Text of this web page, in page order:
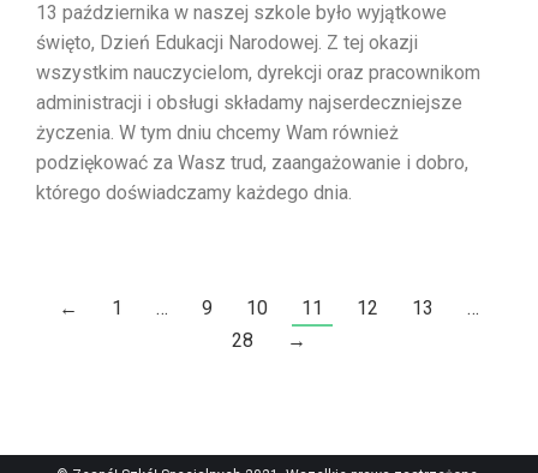
13 października w naszej szkole było wyjątkowe
święto, Dzień Edukacji Narodowej. Z tej okazji
wszystkim nauczycielom, dyrekcji oraz pracownikom
administracji i obsługi składamy najserdeczniejsze
życzenia. W tym dniu chcemy Wam również
podziękować za Wasz trud, zaangażowanie i dobro,
którego doświadczamy każdego dnia.
← 1 … 9 10 11 12 13
…
28
→